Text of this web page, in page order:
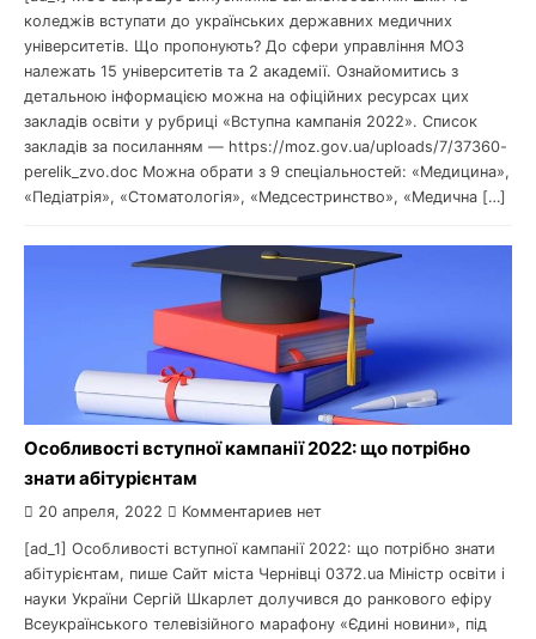
коледжів вступати до українських державних медичних
університетів. Що пропонують? До сфери управління МОЗ
належать 15 університетів та 2 академії. Ознайомитись з
детальною інформацією можна на офіційних ресурсах цих
закладів освіти у рубриці «Вступна кампанія 2022». Список
закладів за посиланням — https://moz.gov.ua/uploads/7/37360-
perelik_zvo.doc Можна обрати з 9 спеціальностей: «Медицина»,
«Педіатрія», «Стоматологія», «Медсестринство», «Медична […]
Особливості вступної кампанії 2022: що потрібно
знати абітурієнтам
20 апреля, 2022 Комментариев нет
[ad_1] Особливості вступної кампанії 2022: що потрібно знати
абітурієнтам, пише Сайт міста Чернівці 0372.ua Міністр освіти і
науки України Сергій Шкарлет долучився до ранкового ефіру
Всеукраїнського телевізійного марафону «Єдині новини», під